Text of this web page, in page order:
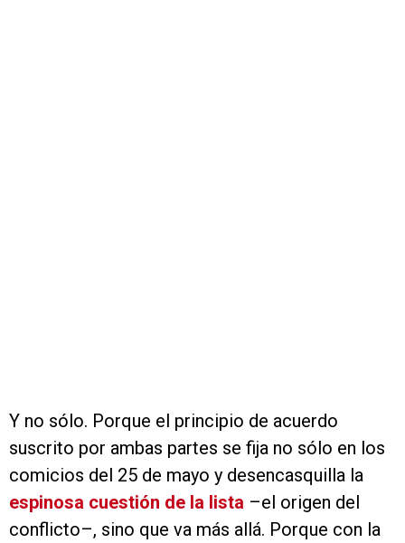
Y no sólo. Porque el principio de acuerdo
suscrito por ambas partes se fija no sólo en los
comicios del 25 de mayo y desencasquilla la
espinosa cuestión de la lista –el origen del
conflicto–, sino que va más allá. Porque con la